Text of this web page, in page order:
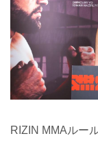
RIZIN MMAルー